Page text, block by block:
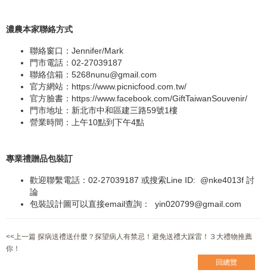
濃農本家聯絡方式
聯絡窗口：Jennifer/Mark
門市電話：02-27039187
聯絡信箱： 5268nunu@gmail.com
官方網站： https://www.picnicfood.com.tw/
官方臉書： https://www.facebook.com/GiftTaiwanSouvenir/
門市地址：新北市中和區建三路59號1樓
營業時間：上午10點到下午4點
專業禮贈品包裝訂
歡迎聯繫電話：02-27039187 或搜索Line ID: @nke4013f 討
論
包裝設計圖可以直接email查詢： yin020799@gmail.com
<<上一篇 探病送禮送什麼？探望病人有禁忌！避免送禮大踩雷！３大禮物推薦
你！
回總覽